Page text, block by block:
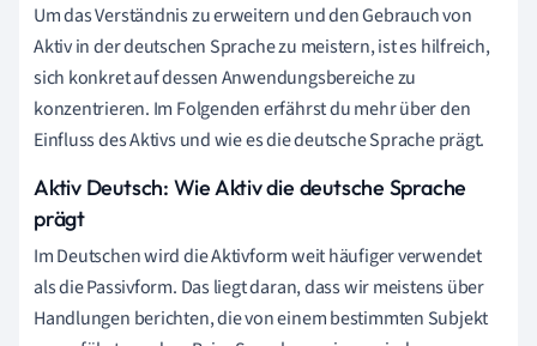
Um das Verständnis zu erweitern und den Gebrauch von
Aktiv in der deutschen Sprache zu meistern, ist es hilfreich,
sich konkret auf dessen Anwendungsbereiche zu
konzentrieren. Im Folgenden erfährst du mehr über den
Einfluss des Aktivs und wie es die deutsche Sprache prägt.
Aktiv Deutsch: Wie Aktiv die deutsche Sprache
prägt
Im Deutschen wird die Aktivform weit häufiger verwendet
als die Passivform. Das liegt daran, dass wir meistens über
Handlungen berichten, die von einem bestimmten Subjekt